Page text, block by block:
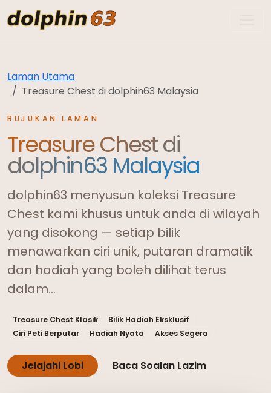
dolphin63
Laman Utama
Treasure Chest di dolphin63 Malaysia
RUJUKAN LAMAN
Treasure Chest di
dolphin63 Malaysia
dolphin63 menyusun koleksi Treasure
Chest kami khusus untuk anda di wilayah
yang disokong — setiap bilik
menawarkan ciri unik, putaran dramatik
dan hadiah yang boleh dilihat terus
dalam…
Treasure Chest Klasik
Bilik Hadiah Eksklusif
Ciri Peti Berputar
Hadiah Nyata Akses Segera
Jelajahi Lobi Baca Soalan Lazim